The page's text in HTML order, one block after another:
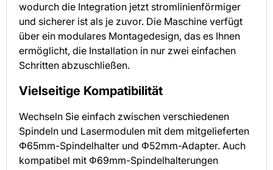
wodurch die Integration jetzt stromlinienförmiger
und sicherer ist als je zuvor. Die Maschine verfügt
über ein modulares Montagedesign, das es Ihnen
ermöglicht, die Installation in nur zwei einfachen
Schritten abzuschließen.
Vielseitige Kompatibilität
Wechseln Sie einfach zwischen verschiedenen
Spindeln und Lasermodulen mit dem mitgelieferten
Φ65mm-Spindelhalter und Φ52mm-Adapter. Auch
kompatibel mit Φ69mm-Spindelhalterungen